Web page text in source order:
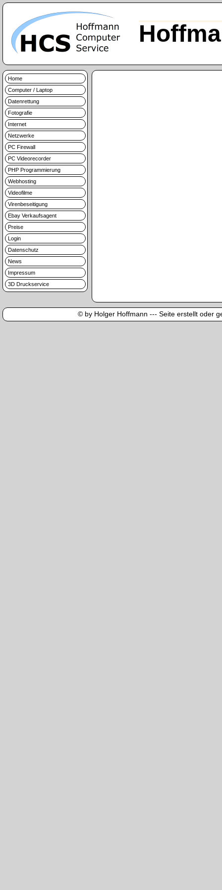
Home
Computer / Laptop
Datenrettung
Fotografie
Internet
Netzwerke
PC Firewall
PC Videorecorder
PHP Programmierung
Webhosting
Videofilme
Virenbeseitigung
Ebay Verkaufsagent
Preise
Login
Datenschutz
News
Impressum
3D Druckservice
© by Holger Hoffmann --- Seite erstellt oder